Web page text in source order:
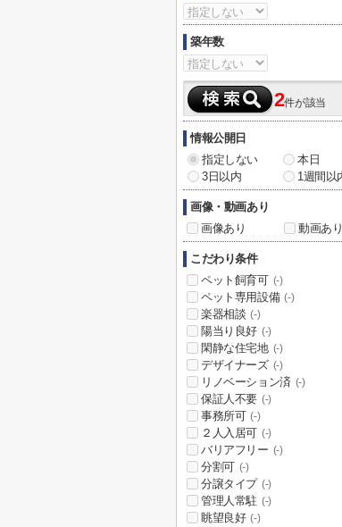
築年数
2件が該当
情報公開日
指定しない
本日
3日以内
1週間以
画像・動画あり
画像あり
動画あり
こだわり条件
ペット飼育可 (-)
ペット専用設備 (-)
楽器相談 (-)
陽当り良好 (-)
閑静な住宅地 (-)
デザイナーズ (-)
リノベーション済 (-)
保証人不要 (-)
事務所可 (-)
２人入居可 (-)
バリアフリー (-)
分割可 (-)
分譲タイプ (-)
管理人常駐 (-)
眺望良好 (-)